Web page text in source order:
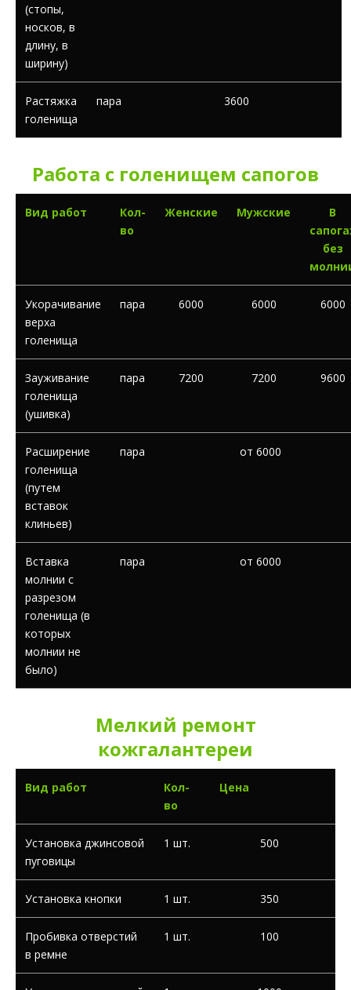
(стопы,
носков, в
длину, в
ширину)
Растяжка
голенища
пара 3600
Работа с голенищем сапогов
Вид работ
Кол-
во
Женские Мужские
В
без
Укорачивание
верха
голенища
пара 6000 6000 6000
Зауживание
голенища
(ушивка)
пара 7200 7200 9600
Расширение
голенища
(путем
вставок
клиньев)
пара от 6000
Вставка
молнии с
разрезом
голенища (в
которых
молнии не
было)
пара от 6000
Мелкий ремонт
кожгалантереи
Вид работ
Кол-
во
Цена
Установка джинсовой
пуговицы
1 шт. 500
Установка кнопки 1 шт. 350
Пробивка отверстий
в ремне
1 шт. 100